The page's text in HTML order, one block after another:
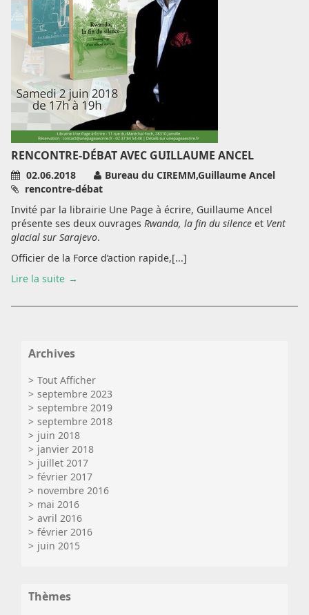
RENCONTRE-DÉBAT AVEC GUILLAUME ANCEL
02.06.2018
Bureau du CIREMM,Guillaume Ancel
rencontre-débat
Invité par la librairie Une Page à écrire, Guillaume Ancel
présente ses deux ouvrages Rwanda, la fin du silence et Vent
glacial sur Sarajevo.
Officier de la Force d’action rapide,[...]
Lire la suite
Archives
Tout Afficher
septembre 2023
septembre 2019
septembre 2018
juin 2018
janvier 2018
juillet 2017
février 2017
novembre 2016
mai 2016
avril 2016
février 2016
juin 2015
Thèmes